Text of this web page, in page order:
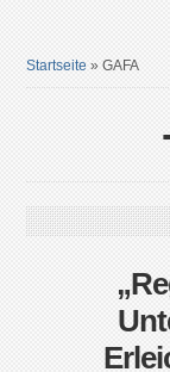
Startseite »GAFA